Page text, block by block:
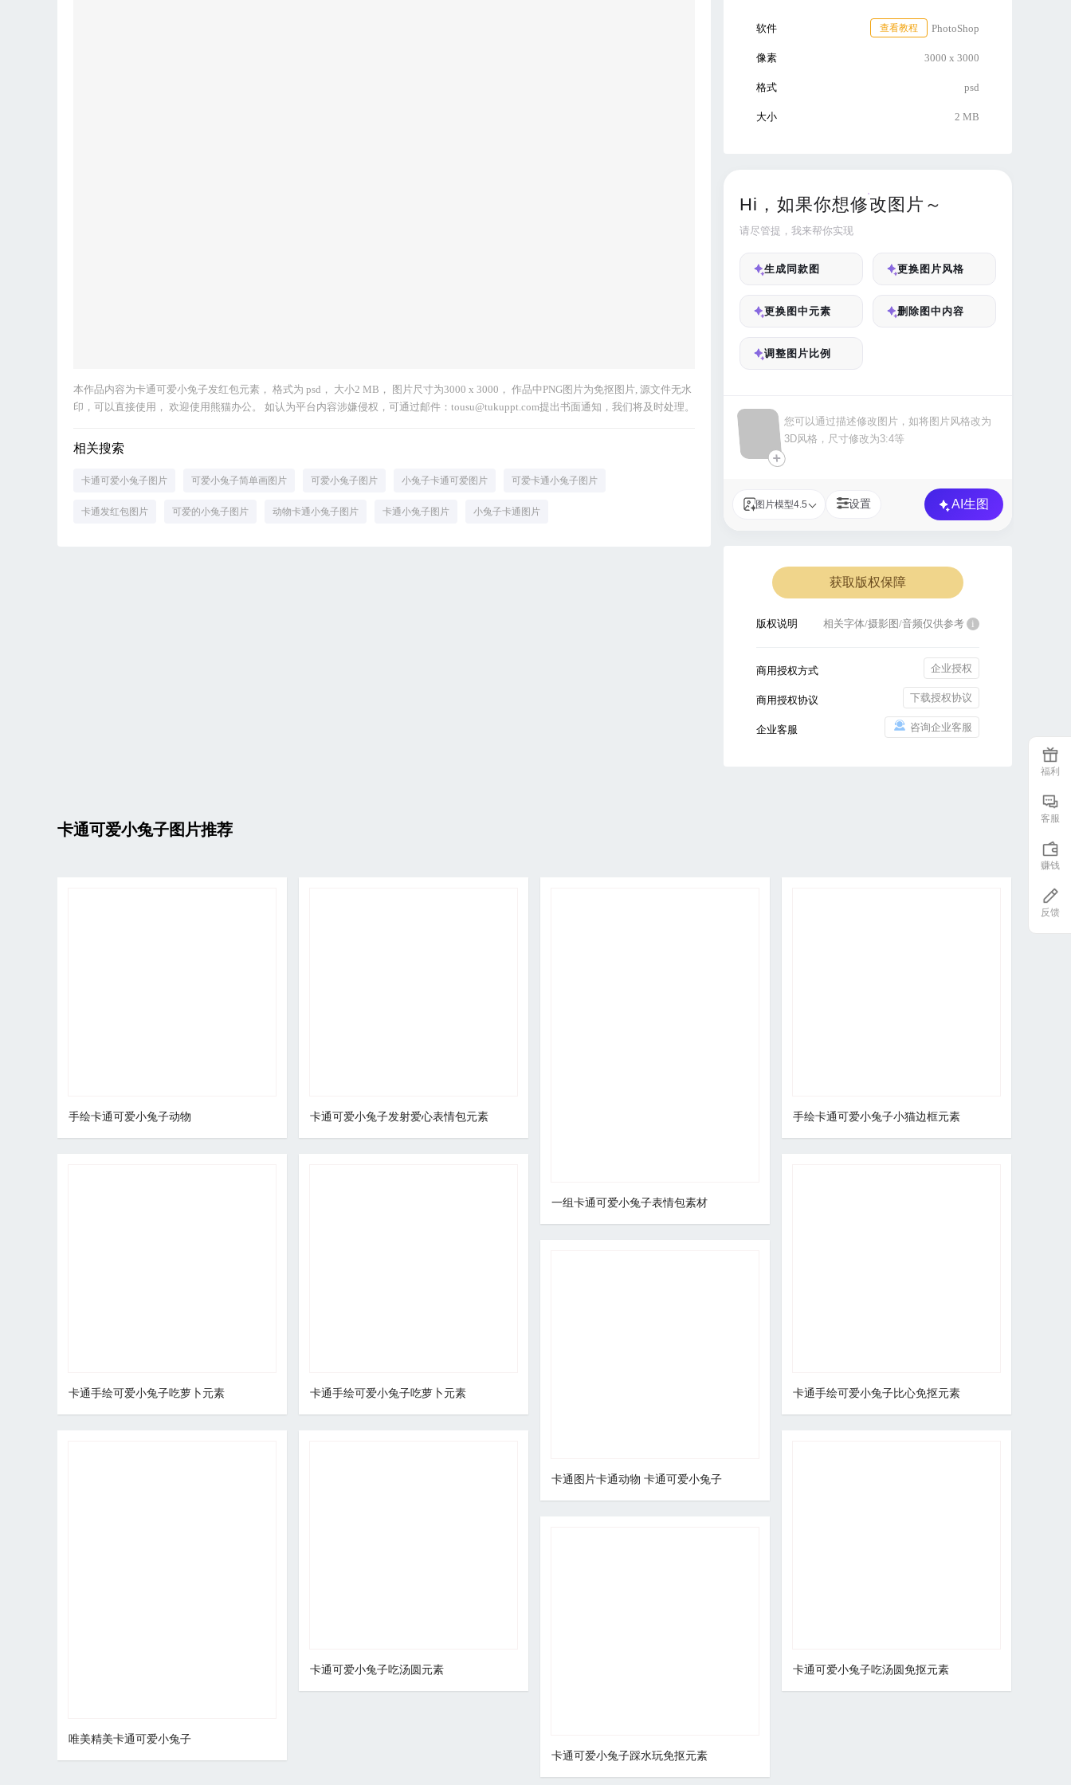
本作品内容为卡通可爱小兔子发红包元素， 格式为 psd， 大小2 MB， 图片尺寸为3000 x 3000， 作品中PNG图片为免抠图片, 源文件无水
印，可以直接使用， 欢迎使用熊猫办公。 如认为平台内容涉嫌侵权，可通过邮件：tousu@tukuppt.com提出书面通知，我们将及时处理。
相关搜索
卡通可爱小兔子图片 可爱小兔子简单画图片 可爱小兔子图片 小兔子卡通可爱图片 可爱卡通小兔子图片
卡通发红包图片 可爱的小兔子图片 动物卡通小兔子图片 卡通小兔子图片 小兔子卡通图片
软件 PhotoShop
查看教程
像素 3000 x 3000
格式 psd
大小 2 MB
Hi，如果你想修改图片～
请尽管提，我来帮你实现
生成同款图 更换图片风格
更换图中元素 删除图中内容
调整图片比例
+
图片模型4.5 设置 AI生图
获取版权保障
版权说明 相关字体/摄影图/音频仅供参考 i
商用授权方式 企业授权
商用授权协议 下载授权协议
企业客服 咨询企业客服
卡通可爱小兔子图片推荐
手绘卡通可爱小兔子动物 卡通可爱小兔子发射爱心表情包元素
一组卡通可爱小兔子表情包素材
手绘卡通可爱小兔子小猫边框元素
卡通手绘可爱小兔子吃萝卜元素 卡通手绘可爱小兔子吃萝卜元素 卡通手绘可爱小兔子比心免抠元素
卡通图片卡通动物 卡通可爱小兔子
唯美精美卡通可爱小兔子
卡通可爱小兔子吃汤圆元素 卡通可爱小兔子吃汤圆免抠元素
卡通可爱小兔子踩水玩免抠元素
福利
客服
赚钱
反馈